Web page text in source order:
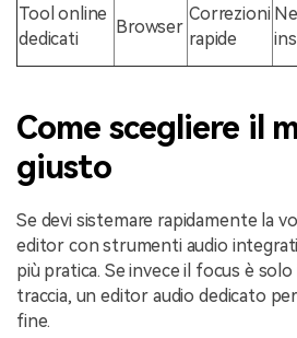
Tool online
dedicati
Browser
Correzioni
rapide
Come scegliere il
giusto
Se devi sistemare rapidamente la
editor con strumenti audio
più pratica. Se invece il focus è
traccia, un editor audio dedicato
fine.